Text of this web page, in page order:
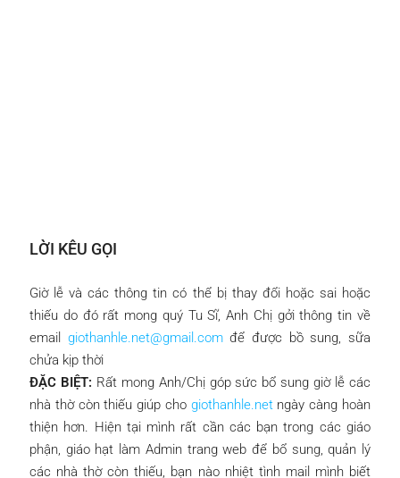
LỜI KÊU GỌI
Giờ lễ và các thông tin có thể bị thay đổi hoặc sai hoặc
thiếu do đó rất mong quý Tu Sĩ, Anh Chị gởi thông tin về
email giothanhle.net@gmail.comđể được bồ sung, sữa
chửa kịp thời
ĐẶC BIỆT: Rất mong Anh/Chị góp sức bổ sung giờ lễ các
nhà thờ còn thiếu giúp cho giothanhle.netngày càng hoàn
thiện hơn. Hiện tại mình rất cần các bạn trong các giáo
phận, giáo hạt làm Admin trang web để bổ sung, quản lý
các nhà thờ còn thiếu, bạn nào nhiệt tình mail mình biết